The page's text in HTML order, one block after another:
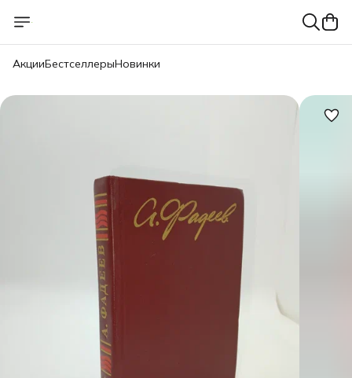
АкцииБестселлерыНовинки